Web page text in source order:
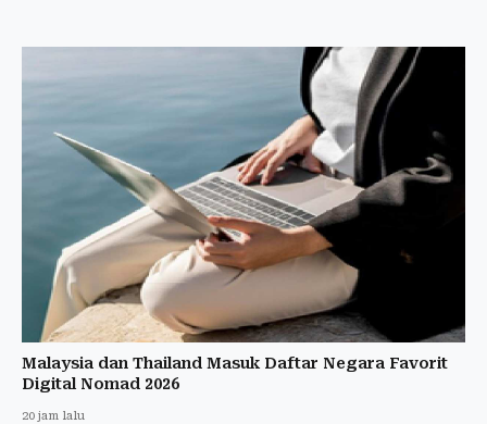
Malaysia dan Thailand Masuk Daftar Negara Favorit
Digital Nomad 2026
20 jam lalu